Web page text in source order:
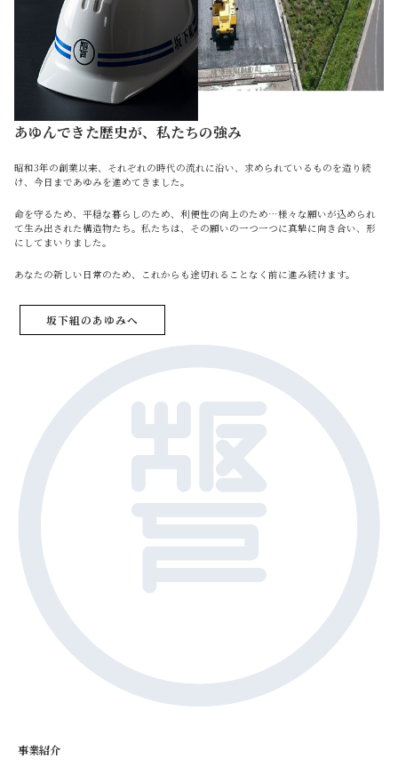
あゆんできた歴史が、私たちの強み
昭和3年の創業以来、それぞれの時代の流れに沿い、求められているものを造り続
け、今日まであゆみを進めてきました。
命を守るため、平穏な暮らしのため、利便性の向上のため…様々な願いが込められ
て生み出された構造物たち。私たちは、その願いの一つ一つに真摯に向き合い、形
にしてまいりました。
あなたの新しい日常のため、これからも途切れることなく前に進み続けます。
坂下組のあゆみへ
事業紹介